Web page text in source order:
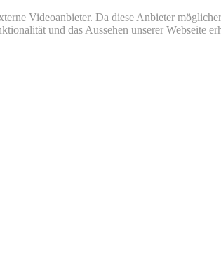
Videoanbieter. Da diese Anbieter
und das Aussehen unserer Webseite